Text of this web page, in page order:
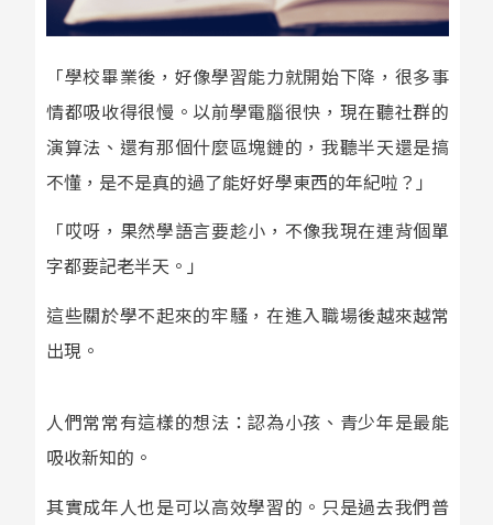
「學校畢業後，好像學習能力就開始下降，很多事
情都吸收得很慢。以前學電腦很快，現在聽社群的
演算法、還有那個什麼區塊鏈的，我聽半天還是搞
不懂，是不是真的過了能好好學東西的年紀啦？」
「哎呀，果然學語言要趁小，不像我現在連背個單
字都要記老半天。」
這些關於學不起來的牢騷，在進入職場後越來越常
出現。
人們常常有這樣的想法：認為小孩、青少年是最能
吸收新知的。
其實成年人也是可以高效學習的。只是過去我們普